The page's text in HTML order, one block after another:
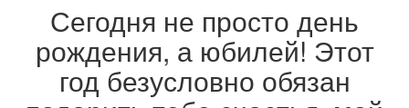
Сегодня не просто день
рождения, а юбилей! Этот
год безусловно обязан